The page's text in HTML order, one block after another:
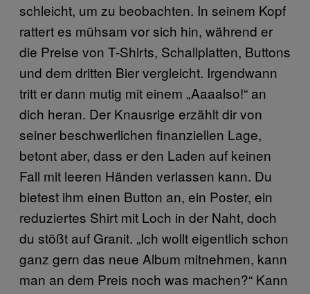
schleicht, um zu beobachten. In seinem Kopf
rattert es mühsam vor sich hin, während er
die Preise von T-Shirts, Schallplatten, Buttons
und dem dritten Bier vergleicht. Irgendwann
tritt er dann mutig mit einem „Aaaalso!“ an
dich heran. Der Knausrige erzählt dir von
seiner beschwerlichen finanziellen Lage,
betont aber, dass er den Laden auf keinen
Fall mit leeren Händen verlassen kann. Du
bietest ihm einen Button an, ein Poster, ein
reduziertes Shirt mit Loch in der Naht, doch
du stößt auf Granit. „Ich wollt eigentlich schon
ganz gern das neue Album mitnehmen, kann
man an dem Preis noch was machen?“ Kann